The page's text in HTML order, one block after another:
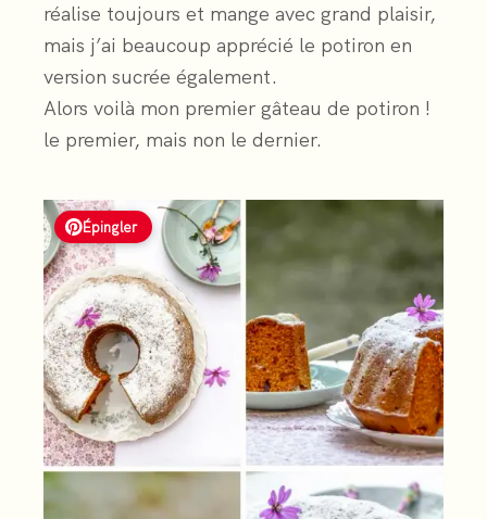
réalise toujours et mange avec grand plaisir,
mais j’ai beaucoup apprécié le potiron en
version sucrée également.
Alors voilà mon premier gâteau de potiron !
le premier, mais non le dernier.
Épingler